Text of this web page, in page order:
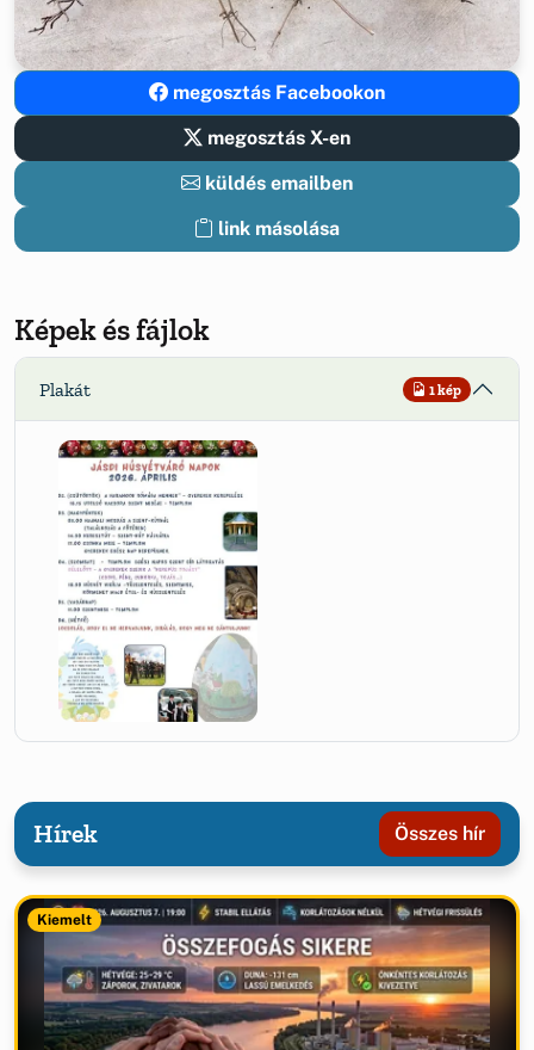
megosztás Facebookon
megosztás X-en
küldés emailben
link másolása
Képek és fájlok
Plakát 1 kép
Hírek Összes hír
Kiemelt